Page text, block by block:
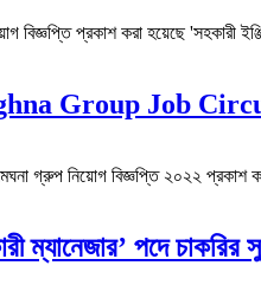
প্রকাশ করা হয়েছে 'সহকারী
Group Job
গ্রুপ নিয়োগ বিজ্ঞপ্তি ২০২২
ম্যানেজার’ পদে চাকরির